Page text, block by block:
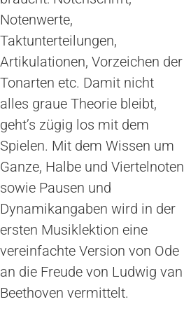
Notenwerte,
Taktunterteilungen,
Artikulationen, Vorzeichen der
Tonarten etc. Damit nicht
alles graue Theorie bleibt,
geht’s zügig los mit dem
Spielen. Mit dem Wissen um
Ganze, Halbe und Viertelnoten
sowie Pausen und
Dynamikangaben wird in der
ersten Musiklektion eine
vereinfachte Version von Ode
an die Freude von Ludwig van
Beethoven vermittelt.